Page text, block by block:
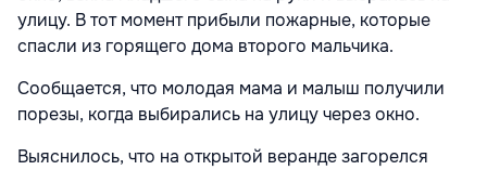
улицу. В тот момент прибыли пожарные, которые
спасли из горящего дома второго мальчика.
Сообщается, что молодая мама и малыш получили
порезы, когда выбирались на улицу через окно.
Выяснилось, что на открытой веранде загорелся